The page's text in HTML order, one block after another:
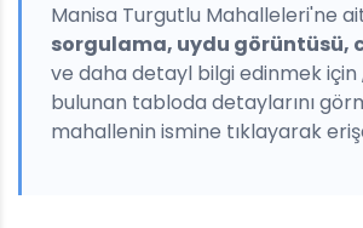
Manisa Turgutlu Mahalleleri'ne
sorgulama, uydu görüntüsü,
ve daha detayl bilgi edinmek için
bulunan tabloda detaylarını
mahallenin ismine tıklayarak